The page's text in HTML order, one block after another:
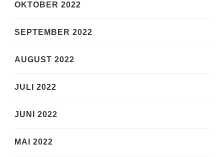
OKTOBER 2022
SEPTEMBER 2022
AUGUST 2022
JULI 2022
JUNI 2022
MAI 2022